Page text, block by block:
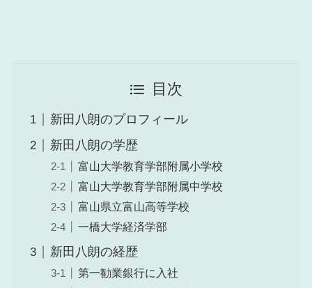
目次
新田八朗のプロフィール
新田八朗の学歴
富山大学教育学部附属小学校
富山大学教育学部附属中学校
富山県立富山高等学校
一橋大学経済学部
新田八朗の経歴
第一勧業銀行に入社